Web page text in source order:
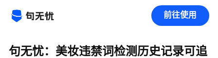
前往使用
句无忧：美妆违禁词检测历史记录可追